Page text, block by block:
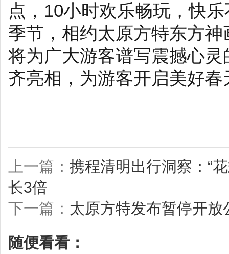
点，10小时欢乐畅玩，快
季节，相约太原方特东方
将为广大游客谱写震撼心
齐亮相，为游客开启美好春
上一篇： 携程清明出行洞察：“
长3倍
下一篇： 太原方特发布暂停开放
随便看看：